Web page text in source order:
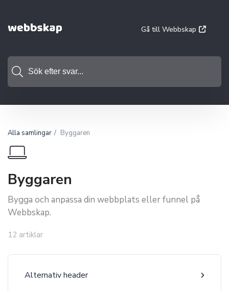
Gå till Webbskap
Alla samlingar Byggaren
Byggaren
Bygga och anpassa din webbplats eller funnel på
Webbskap.
12 artiklar
Alternativ header